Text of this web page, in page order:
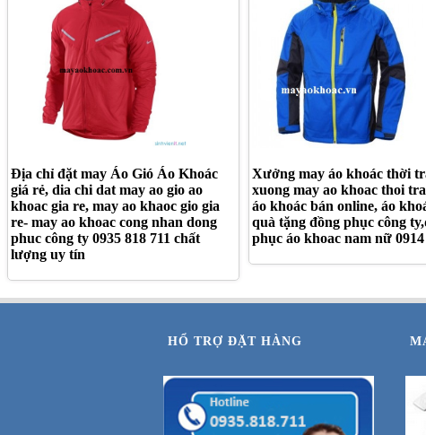
Địa chỉ đặt may Áo Gió Áo Khoác
giá rẻ, dia chi dat may ao gio ao
khoac gia re, may ao khaoc gio gia
re- may ao khoac cong nhan dong
phuc công ty 0935 818 711 chất
lượng uy tín
Xưởng may áo khoác thời
xuong may ao khoac thoi
áo khoác bán online, áo
quà tặng đồng phục công
phục áo khoac nam nữ 0914
HỔ TRỢ ĐẶT HÀNG